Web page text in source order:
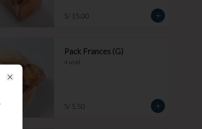
S/ 15.00
Pack Frances (G)
4 unid.
S/ 5.50
Close